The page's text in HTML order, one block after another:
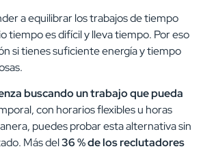
a equilibrar los trabajos de tiempo
tiempo es difícil y lleva tiempo. Por eso
si tienes suficiente energía y tiempo
buscando un trabajo que pueda
con horarios flexibles u horas
puedes probar esta alternativa sin
Más del36 % de los reclutadores